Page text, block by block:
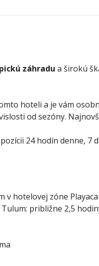
záhradu a širokú
hoteli a je vám
od sezóny.
24 hodín denne,
hotelovej zóne
približne 2,5